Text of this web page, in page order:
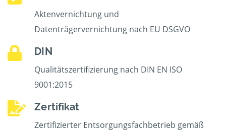
Aktenvernichtung und
Datenträgervernichtung nach EU DSGVO
DIN
Qualitätszertifizierung nach DIN EN ISO
9001:2015
Zertifikat
Zertifizierter Entsorgungsfachbetrieb gemäß